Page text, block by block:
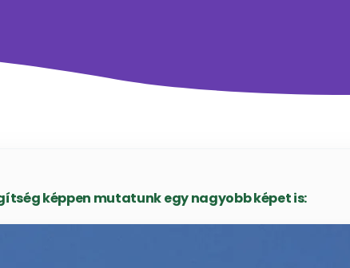
képpen mutatunk egy nagyobb képet is: